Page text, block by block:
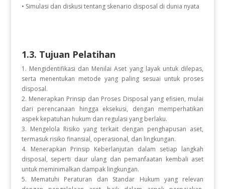
• Simulasi dan diskusi tentang skenario disposal di dunia nyata
1.3. Tujuan Pelatihan
1. Mengidentifikasi dan Menilai Aset yang layak untuk dilepas,
serta menentukan metode yang paling sesuai untuk proses
disposal.
2. Menerapkan Prinsip dan Proses Disposal yang efisien, mulai
dari perencanaan hingga eksekusi, dengan memperhatikan
aspek kepatuhan hukum dan regulasi yang berlaku.
3. Mengelola Risiko yang terkait dengan penghapusan aset,
termasuk risiko finansial, operasional, dan lingkungan.
4. Menerapkan Prinsip Keberlanjutan dalam setiap langkah
disposal, seperti daur ulang dan pemanfaatan kembali aset
untuk meminimalkan dampak lingkungan.
5. Mematuhi Peraturan dan Standar Hukum yang relevan